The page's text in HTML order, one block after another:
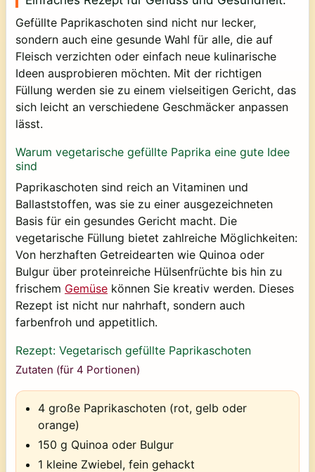
Gefüllte Paprikaschoten sind nicht nur lecker,
sondern auch eine gesunde Wahl für alle, die auf
Fleisch verzichten oder einfach neue kulinarische
Ideen ausprobieren möchten. Mit der richtigen
Füllung werden sie zu einem vielseitigen Gericht, das
sich leicht an verschiedene Geschmäcker anpassen
lässt.
Warum vegetarische gefüllte Paprika eine gute Idee
sind
Paprikaschoten sind reich an Vitaminen und
Ballaststoffen, was sie zu einer ausgezeichneten
Basis für ein gesundes Gericht macht. Die
vegetarische Füllung bietet zahlreiche Möglichkeiten:
Von herzhaften Getreidearten wie Quinoa oder
Bulgur über proteinreiche Hülsenfrüchte bis hin zu
frischem Gemüse können Sie kreativ werden. Dieses
Rezept ist nicht nur nahrhaft, sondern auch
farbenfroh und appetitlich.
Rezept: Vegetarisch gefüllte Paprikaschoten
Zutaten (für 4 Portionen)
4 große Paprikaschoten (rot, gelb oder
orange)
150 g Quinoa oder Bulgur
1 kleine Zwiebel, fein gehackt